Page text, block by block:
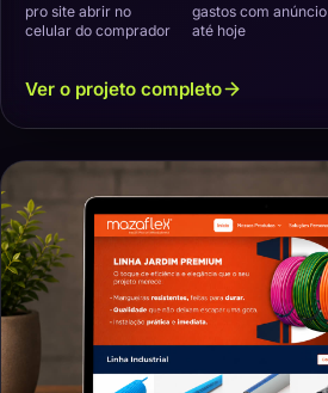
pro site abrir no
celular do comprador
gastos com anúncio
até hoje
Ver o projeto completo